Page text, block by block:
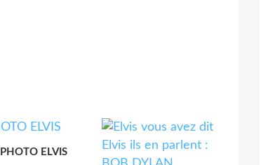
PHOTO ELVIS